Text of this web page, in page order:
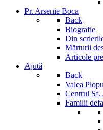
Pr. Arsenie Boca
Back
Biografie
Din
Mărturii
Articole
Ajută
Back
Valea
Centrul
Familii